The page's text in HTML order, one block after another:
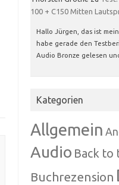
100 + C150 Mitten
Hallo Jürgen, das ist
habe gerade den
Audio Bronze gelesen
Kategorien
Allgemein
Audio Back to
Buchrezension